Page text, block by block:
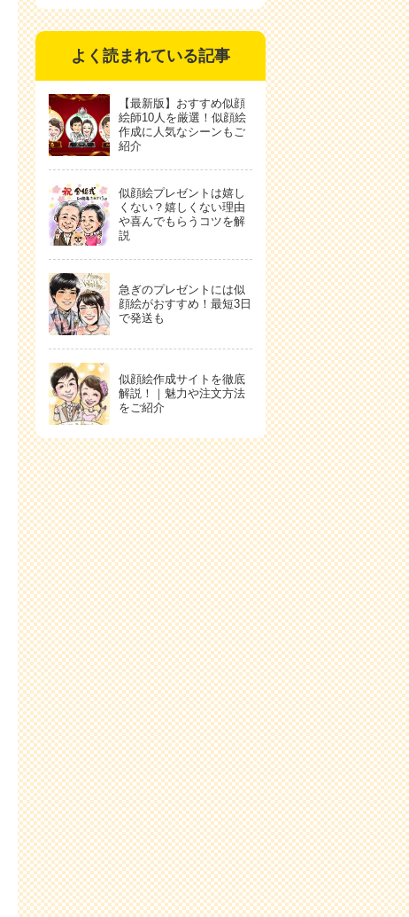
よく読まれている記事
【最新版】おすすめ似顔
絵師10人を厳選！似顔絵
作成に人気なシーンもご
紹介
似顔絵プレゼントは嬉し
くない？嬉しくない理由
や喜んでもらうコツを解
説
急ぎのプレゼントには似
顔絵がおすすめ！最短3日
で発送も
似顔絵作成サイトを徹底
解説！｜魅力や注文方法
をご紹介